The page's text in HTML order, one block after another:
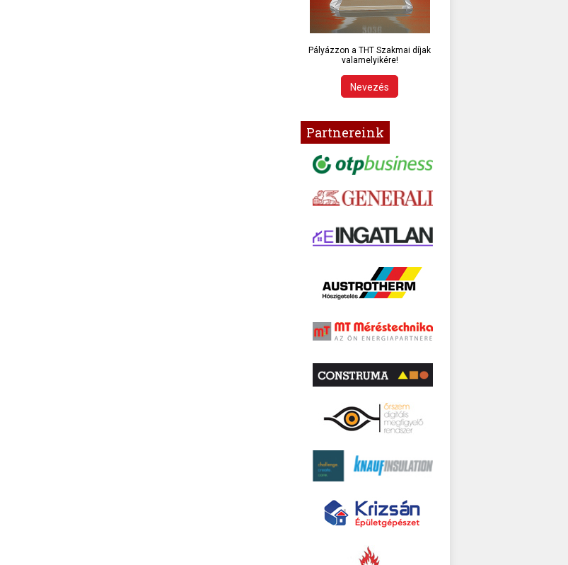
Pályázzon a THT Szakmai díjak
valamelyikére!
Nevezés
Partnereink